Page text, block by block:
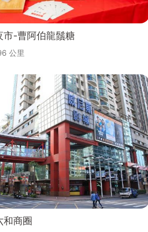
市-曹阿伯龍鬚糖
公里
和商圈